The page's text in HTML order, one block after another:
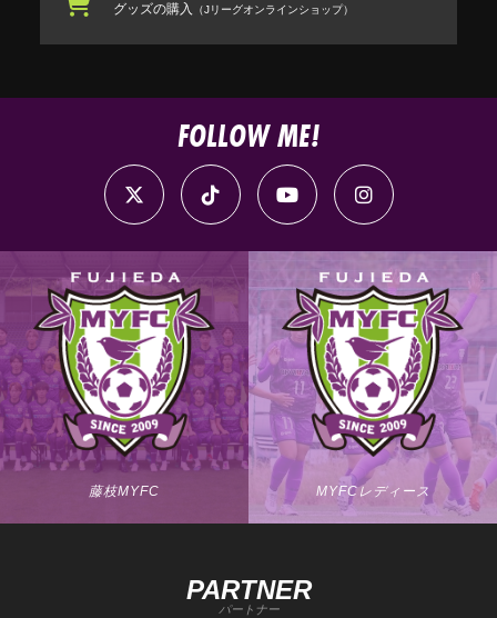
グッズの購入 （Jリーグオンラインショップ）
FOLLOW ME!
藤枝MYFC MYFCレディース
PARTNER
パートナー